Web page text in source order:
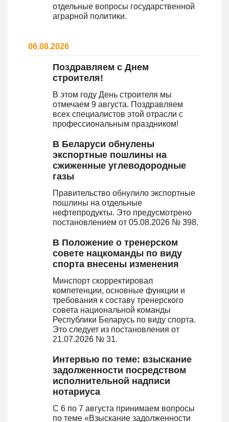
отдельные вопросы государственной
аграрной политики.
06.08.2026
Поздравляем с Днем
строителя!
В этом году День строителя мы
отмечаем 9 августа. Поздравляем
всех специалистов этой отрасли с
профессиональным праздником!
В Беларуси обнулены
экспортные пошлины на
сжиженные углеводородные
газы
Правительство обнулило экспортные
пошлины на отдельные
нефтепродукты. Это предусмотрено
постановлением от 05.08.2026 № 398.
В Положение о тренерском
совете нацкоманды по виду
спорта внесены изменения
Минспорт скорректировал
компетенции, основные функции и
требования к составу тренерского
совета национальной команды
Республики Беларусь по виду спорта.
Это следует из постановления от
21.07.2026 № 31.
Интервью по теме: взыскание
задолженности посредством
исполнительной надписи
нотариуса
С 6 по 7 августа принимаем вопросы
по теме «Взыскание задолженности